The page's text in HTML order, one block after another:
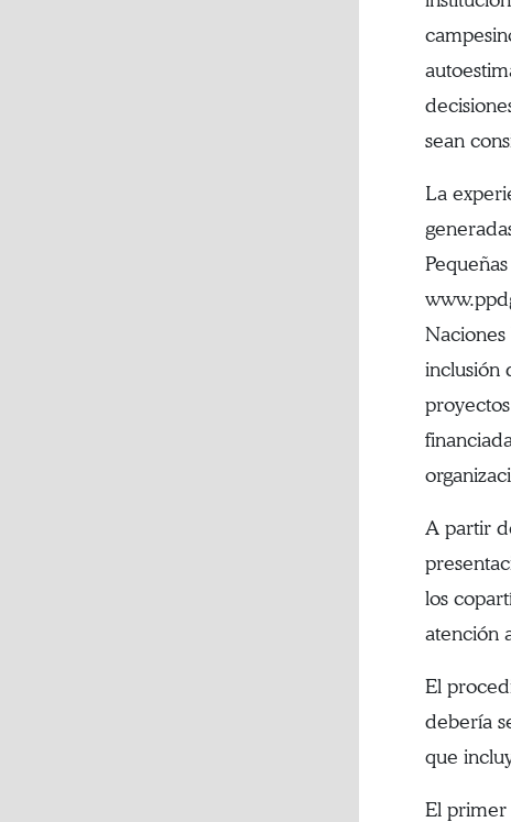
sean
La
inclusión
A partir
los
atención
El
debería
que
El primer